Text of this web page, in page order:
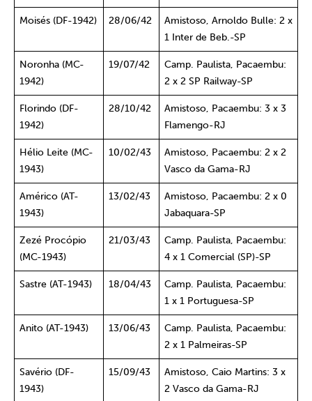
Moisés (DF-1942) 28/06/42
Amistoso, Arnoldo Bulle: 2 x
1 Inter de Beb.-SP
Noronha (MC-
1942)
19/07/42
Camp. Paulista, Pacaembu:
2 x 2 SP Railway-SP
Florindo (DF-
1942)
28/10/42
Amistoso, Pacaembu: 3 x 3
Flamengo-RJ
Hélio Leite (MC-
1943)
10/02/43
Amistoso, Pacaembu: 2 x 2
Vasco da Gama-RJ
Américo (AT-
1943)
13/02/43
Amistoso, Pacaembu: 2 x 0
Jabaquara-SP
Zezé Procópio
(MC-1943)
21/03/43
Camp. Paulista, Pacaembu:
4 x 1 Comercial (SP)-SP
Sastre (AT-1943) 18/04/43
Camp. Paulista, Pacaembu:
1 x 1 Portuguesa-SP
Anito (AT-1943) 13/06/43
Camp. Paulista, Pacaembu:
2 x 1 Palmeiras-SP
Savério (DF-
1943)
15/09/43
Amistoso, Caio Martins: 3 x
2 Vasco da Gama-RJ